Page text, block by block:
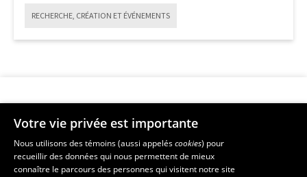
2
RECHERCHE, CRÉATION ET ÉVÉNEMENTS
Faculté de musique
Pavillon Louis-Jacques-Casault
Votre vie privée est importante
Nous utilisons des témoins (aussi appeléscookies) pour
recueillir des données qui nous permettent de mieux
connaître le parcours des personnes qui visitent notre site